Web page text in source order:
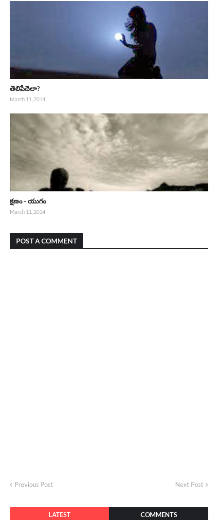
తెలిపేదెలా?
March 11, 2014
క్షణం - యుగం
March 11, 2014
POST A COMMENT
Previous Post Next Post
LATEST COMMENTS